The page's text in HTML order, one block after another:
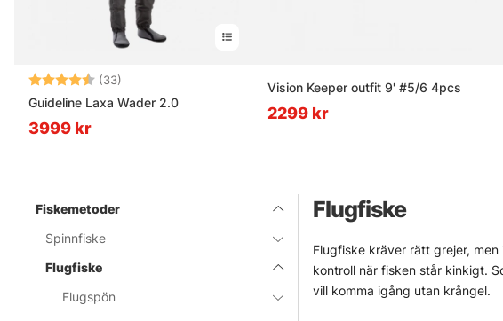
Betyg: (33)
Guideline Laxa Wader 2.0
3999 kr
Vision Keeper outfit 9' #5/6 4pcs
2299 kr
Fiskemetoder
Spinnfiske
Flugfiske
Flugspön
Flugfiske
Flugfiske kräver rätt grejer,
kontroll när fisken står kinkigt.
vill komma igång utan krångel.